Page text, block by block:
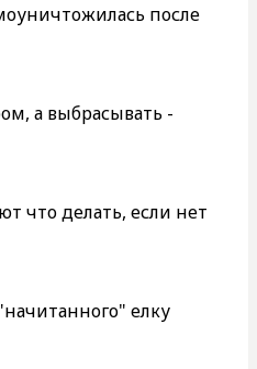
после
а выбрасывать -
что делать, если нет
елку